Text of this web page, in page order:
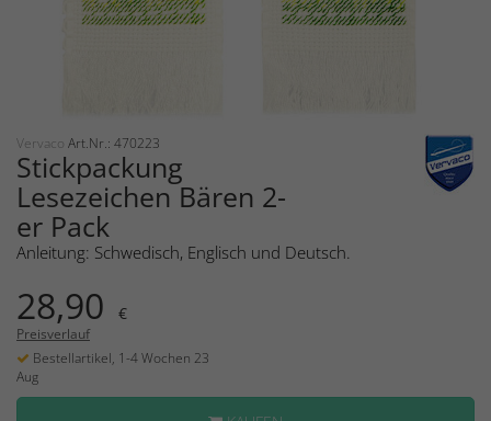
Vervaco Art.Nr.: 470223
Stickpackung
Lesezeichen Bären 2-
er Pack
Anleitung: Schwedisch, Englisch und Deutsch.
28,90 €
Preisverlauf
Bestellartikel, 1-4 Wochen 23
Aug